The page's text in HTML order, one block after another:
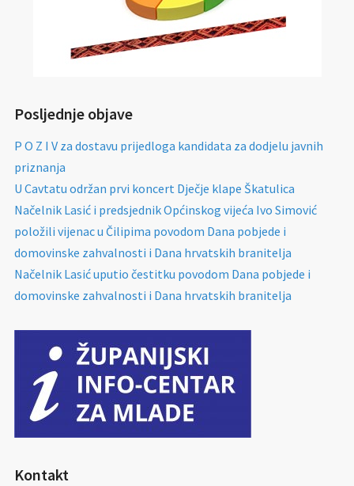
Posljednje objave
P O Z I V za dostavu prijedloga kandidata za dodjelu javnih
priznanja
U Cavtatu održan prvi koncert Dječje klape Škatulica
Načelnik Lasić i predsjednik Općinskog vijeća Ivo Simović
položili vijenac u Čilipima povodom Dana pobjede i
domovinske zahvalnosti i Dana hrvatskih branitelja
Načelnik Lasić uputio čestitku povodom Dana pobjede i
domovinske zahvalnosti i Dana hrvatskih branitelja
Kontakt